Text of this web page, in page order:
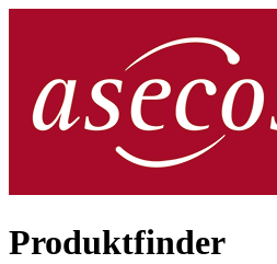
Produktfinder